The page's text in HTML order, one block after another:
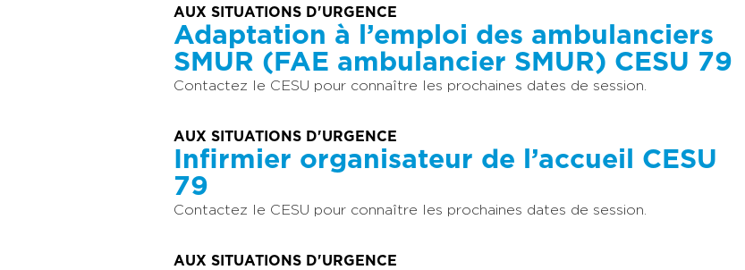
AUX SITUATIONS D'URGENCE
Adaptation à l’emploi des ambulanciers
SMUR (FAE ambulancier SMUR) CESU 79
Contactez le CESU pour connaître les prochaines dates de session.
AUX SITUATIONS D'URGENCE
Infirmier organisateur de l’accueil CESU
79
Contactez le CESU pour connaître les prochaines dates de session.
AUX SITUATIONS D'URGENCE